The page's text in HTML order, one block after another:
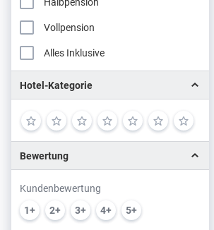
Vollpension
Alles Inklusive
Hotel-Kategorie
Bewertung
Kundenbewertung
1+
2+ 3+ 4+ 5+